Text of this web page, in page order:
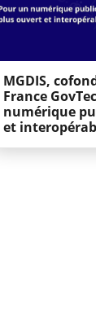
MGDIS,
France
numérique
et